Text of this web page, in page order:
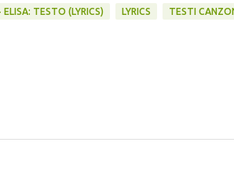
TESTO (LYRICS) LYRICS TESTI